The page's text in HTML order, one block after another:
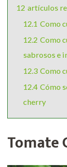
12 artículos
12.1 Como
12.2 Como
sabrosos e
12.3 Como
12.4 Cómo
cherry
Tomate